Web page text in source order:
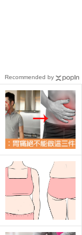
Recommended by